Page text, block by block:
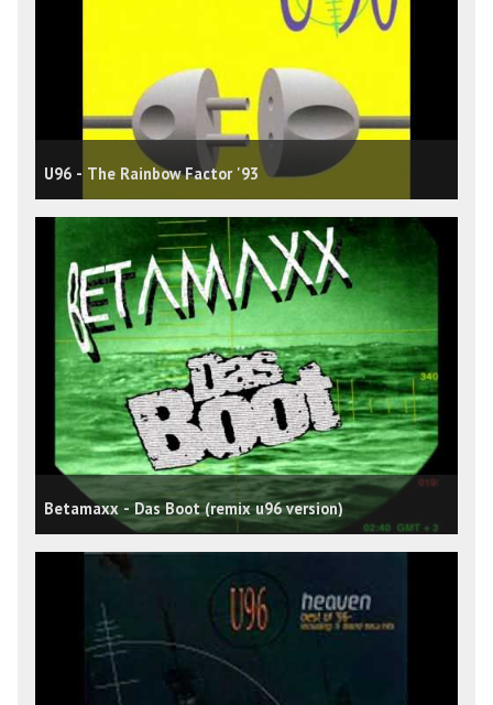
U96 - The Rainbow Factor '93
Betamaxx - Das Boot (remix u96 version)